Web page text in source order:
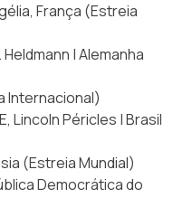
França (Estreia
| Alemanha
Internacional)
Lincoln Péricles | Brasil
(Estreia Mundial)
Democrática do